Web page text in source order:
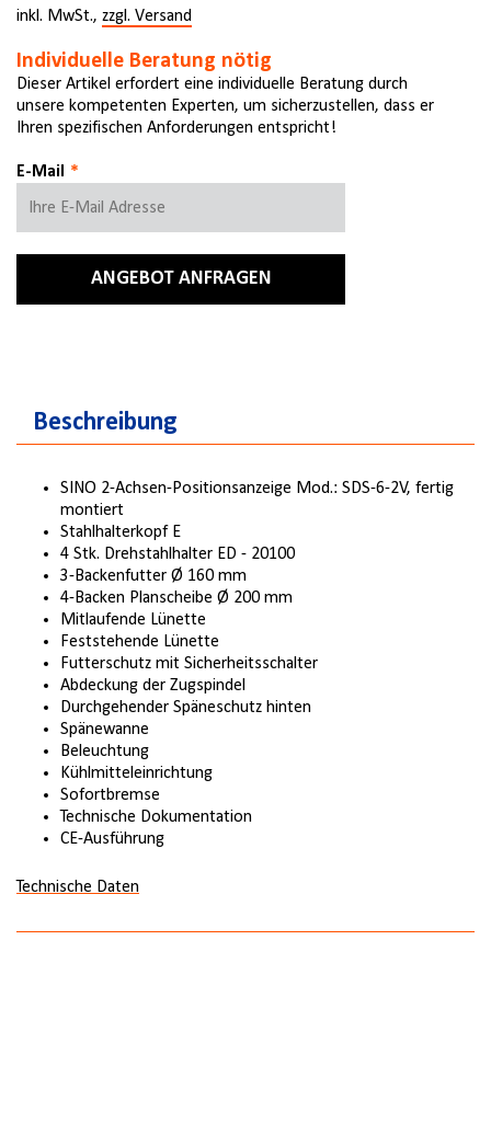
inkl. MwSt., zzgl. Versand
Individuelle Beratung nötig
Dieser Artikel erfordert eine individuelle Beratung durch
unsere kompetenten Experten, um sicherzustellen, dass er
Ihren spezifischen Anforderungen entspricht!
E-Mail
ANGEBOT ANFRAGEN
Beschreibung
SINO 2-Achsen-Positionsanzeige Mod.: SDS-6-2V, fertig
montiert
Stahlhalterkopf E
4 Stk. Drehstahlhalter ED - 20100
3-Backenfutter Ø 160 mm
4-Backen Planscheibe Ø 200 mm
Mitlaufende Lünette
Feststehende Lünette
Futterschutz mit Sicherheitsschalter
Abdeckung der Zugspindel
Durchgehender Späneschutz hinten
Spänewanne
Beleuchtung
Kühlmitteleinrichtung
Sofortbremse
Technische Dokumentation
CE-Ausführung
Technische Daten